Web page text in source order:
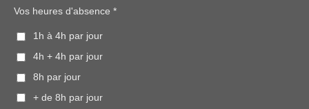
Vos heures d'absence *
1h à 4h par jour
4h + 4h par jour
8h par jour
+ de 8h par jour